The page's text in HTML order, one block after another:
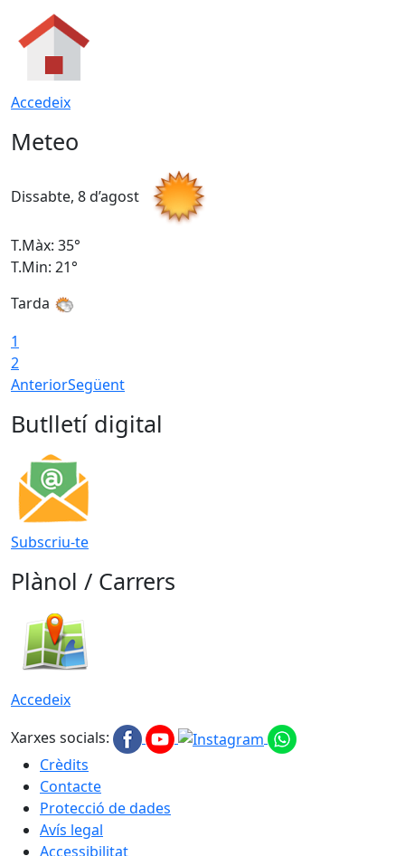
Accedeix
Meteo
Dissabte, 8 d’agost
T.Màx: 35°
T.Min: 21°
Tarda
1
2
AnteriorSegüent
Butlletí digital
Subscriu-te
Plànol / Carrers
Accedeix
Xarxes socials:
Crèdits
Contacte
Protecció de dades
Avís legal
Accessibilitat